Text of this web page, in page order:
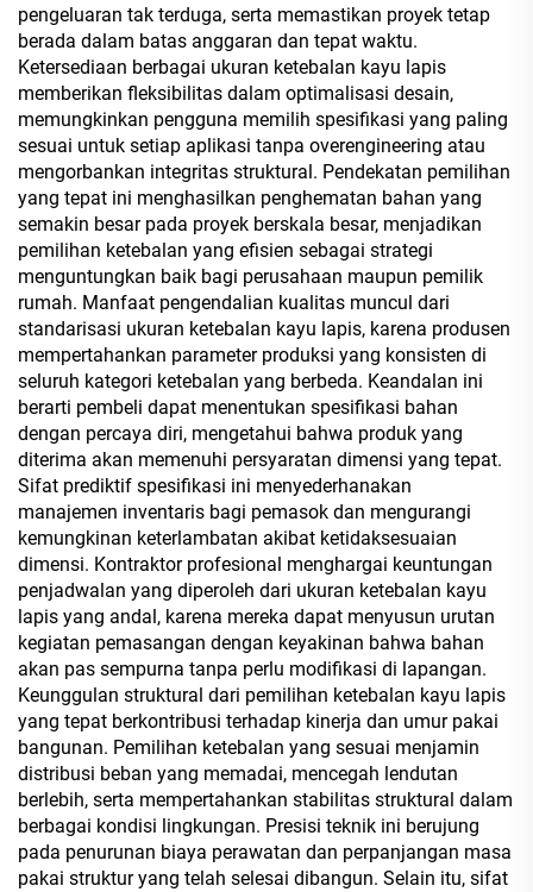
pengeluaran tak terduga, serta memastikan proyek tetap
berada dalam batas anggaran dan tepat waktu.
Ketersediaan berbagai ukuran ketebalan kayu lapis
memberikan fleksibilitas dalam optimalisasi desain,
memungkinkan pengguna memilih spesifikasi yang paling
sesuai untuk setiap aplikasi tanpa overengineering atau
mengorbankan integritas struktural. Pendekatan pemilihan
yang tepat ini menghasilkan penghematan bahan yang
semakin besar pada proyek berskala besar, menjadikan
pemilihan ketebalan yang efisien sebagai strategi
menguntungkan baik bagi perusahaan maupun pemilik
rumah. Manfaat pengendalian kualitas muncul dari
standarisasi ukuran ketebalan kayu lapis, karena produsen
mempertahankan parameter produksi yang konsisten di
seluruh kategori ketebalan yang berbeda. Keandalan ini
berarti pembeli dapat menentukan spesifikasi bahan
dengan percaya diri, mengetahui bahwa produk yang
diterima akan memenuhi persyaratan dimensi yang tepat.
Sifat prediktif spesifikasi ini menyederhanakan
manajemen inventaris bagi pemasok dan mengurangi
kemungkinan keterlambatan akibat ketidaksesuaian
dimensi. Kontraktor profesional menghargai keuntungan
penjadwalan yang diperoleh dari ukuran ketebalan kayu
lapis yang andal, karena mereka dapat menyusun urutan
kegiatan pemasangan dengan keyakinan bahwa bahan
akan pas sempurna tanpa perlu modifikasi di lapangan.
Keunggulan struktural dari pemilihan ketebalan kayu lapis
yang tepat berkontribusi terhadap kinerja dan umur pakai
bangunan. Pemilihan ketebalan yang sesuai menjamin
distribusi beban yang memadai, mencegah lendutan
berlebih, serta mempertahankan stabilitas struktural dalam
berbagai kondisi lingkungan. Presisi teknik ini berujung
pada penurunan biaya perawatan dan perpanjangan masa
pakai struktur yang telah selesai dibangun. Selain itu, sifat